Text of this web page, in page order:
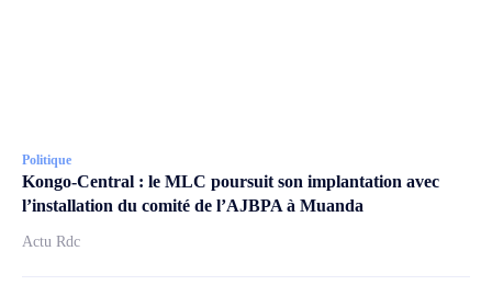
Politique
Kongo-Central : le MLC poursuit son implantation avec
l’installation du comité de l’AJBPA à Muanda
Actu Rdc